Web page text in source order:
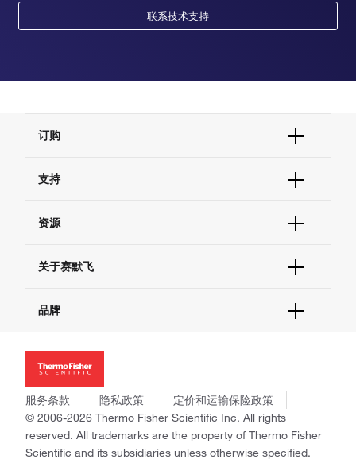
联系技术支持
订购
订单支持
现货供应中心
支持
联系我们 - 400 820 8982
查找文件&证书
资源
促销
社交媒体
关于赛默飞
招聘
新闻
社会责任
商标
政策和通知
品牌
Applied Biosystems
Invitrogen
Gibco
Ion Torrent
Unity Lab Services
Patheon
服务条款 隐私政策
定价和运输保险政策
© 2006-2026 Thermo Fisher Scientific Inc. All rights
reserved. All trademarks are the property of Thermo Fisher
Scientific and its subsidiaries unless otherwise specified.